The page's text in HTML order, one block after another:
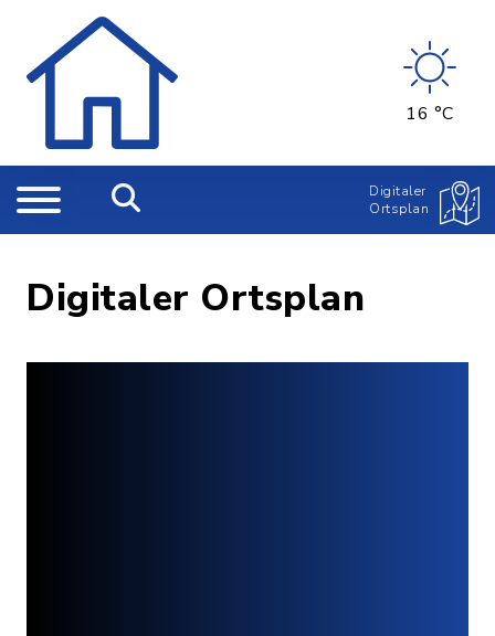
16 °C
Digitaler
Ortsplan
Digitaler Ortsplan